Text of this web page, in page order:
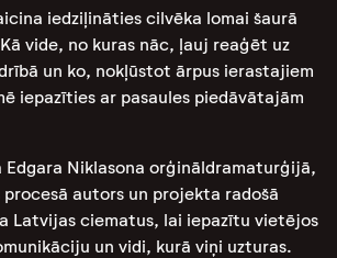
iedziļināties cilvēka lomai šaurā
vide, no kuras nāc, ļauj reaģēt uz
un ko, nokļūstot ārpus ierastajiem
iepazīties ar pasaules piedāvātajām
Edgara Niklasona orģināldramaturģijā,
procesā autors un projekta radošā
Latvijas ciematus, lai iepazītu vietējos
un vidi, kurā viņi uzturas.